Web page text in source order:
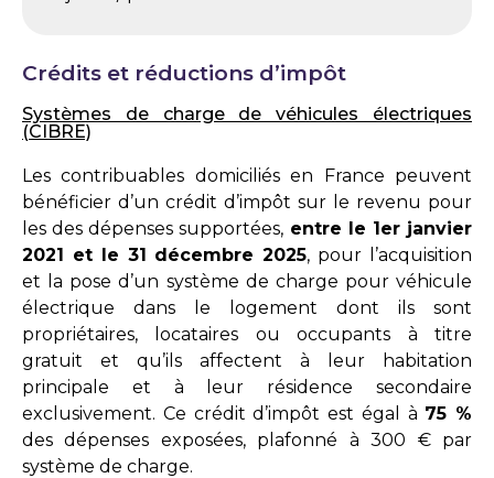
Crédits et réductions d’impôt
Systèmes de charge de véhicules électriques
(CIBRE)
Les contribuables domiciliés en France peuvent
bénéficier d’un crédit d’impôt sur le revenu pour
les des dépenses supportées, entre le 1er janvier
2021 et le 31 décembre 2025, pour l’acquisition
et la pose d’un système de charge pour véhicule
électrique dans le logement dont ils sont
propriétaires, locataires ou occupants à titre
gratuit et qu’ils affectent à leur habitation
principale et à leur résidence secondaire
exclusivement. Ce crédit d’impôt est égal à 75 %
des dépenses exposées, plafonné à 300 € par
système de charge.